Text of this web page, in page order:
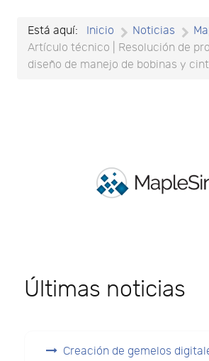
Está aquí: Inicio Noticias
Artículo técnico | Resolución de
diseño de manejo de bobinas y
Últimas noticias
Creación de gemelos